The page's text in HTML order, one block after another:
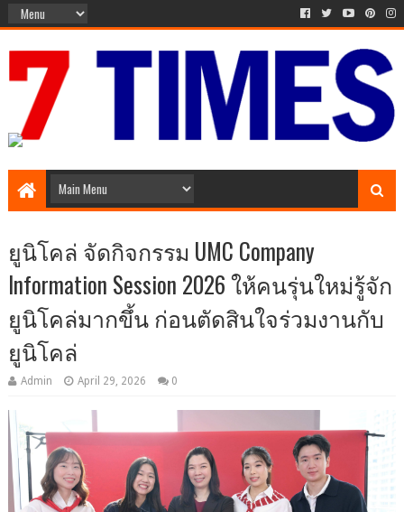
ยูนิโคล่ จัดกิจกรรม UMC Company
Information Session 2026 ให้คนรุ่นใหม่รู้จัก
ยูนิโคล่มากขึ้น ก่อนตัดสินใจร่วมงานกับ
ยูนิโคล่
Admin April 29, 2026 0